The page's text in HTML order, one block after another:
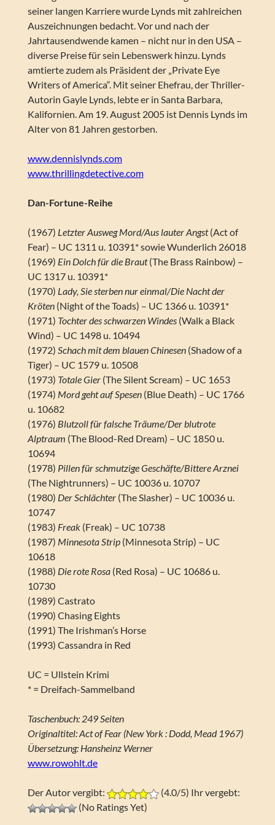
seiner langen Karriere wurde Lynds mit zahlreichen
Auszeichnungen bedacht. Vor und nach der
Jahrtausendwende kamen – nicht nur in den USA –
diverse Preise für sein Lebenswerk hinzu. Lynds
amtierte zudem als Präsident der „Private Eye
Writers of America“. Mit seiner Ehefrau, der Thriller-
Autorin Gayle Lynds, lebte er in Santa Barbara,
Kalifornien. Am 19. August 2005 ist Dennis Lynds im
Alter von 81 Jahren gestorben.
www.dennislynds.com
www.thrillingdetective.com
Dan-Fortune-Reihe
(1967) Letzter Ausweg Mord/Aus lauter Angst(Act of
Fear) – UC 1311 u. 10391* sowie Wunderlich 26018
(1969) Ein Dolch für die Braut(The Brass Rainbow) –
UC 1317 u. 10391*
(1970) Lady, Sie sterben nur einmal/Die Nacht der
Kröten(Night of the Toads) – UC 1366 u. 10391*
(1971) Tochter des schwarzen Windes(Walk a Black
Wind) – UC 1498 u. 10494
(1972) Schach mit dem blauen Chinesen(Shadow of a
Tiger) – UC 1579 u. 10508
(1973) Totale Gier(The Silent Scream) – UC 1653
(1974) Mord geht auf Spesen(Blue Death) – UC 1766
u. 10682
(1976) Blutzoll für falsche Träume/Der blutrote
Alptraum (The Blood-Red Dream) – UC 1850 u.
10694
(1978) Pillen für schmutzige Geschäfte/Bittere Arznei
(The Nightrunners) – UC 10036 u. 10707
(1980) Der Schlächter(The Slasher) – UC 10036 u.
10747
(1983) Freak(Freak) – UC 10738
(1987) Minnesota Strip(Minnesota Strip) – UC
10618
(1988) Die rote Rosa(Red Rosa) – UC 10686 u.
10730
(1989) Castrato
(1990) Chasing Eights
(1991) The Irishman’s Horse
(1993) Cassandra in Red
UC = Ullstein Krimi
* = Dreifach-Sammelband
Taschenbuch: 249 Seiten
Originaltitel: Act of Fear (New York : Dodd, Mead 1967)
Übersetzung: Hansheinz Werner
www.rowohlt.de
Der Autor vergibt:
(4.0/5) Ihr vergebt:
(No Ratings Yet)